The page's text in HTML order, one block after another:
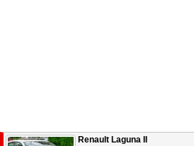
Renault Laguna II